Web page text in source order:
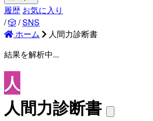
履歴 お気に入り
/🎲 /SNS
ホーム
人間力診断書
結果を解析中...
人
人間力診断書